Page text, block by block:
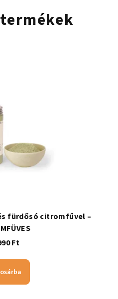
fürdősó citromfűvel –
Ft